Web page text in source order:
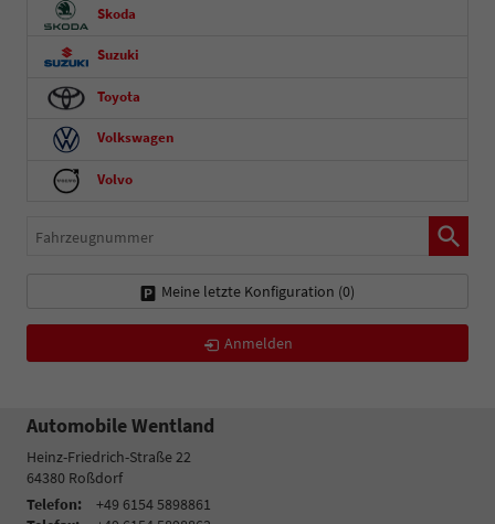
Skoda
Suzuki
Toyota
Volkswagen
Volvo
Fahrzeugnummer
Meine letzte Konfiguration (0)
Anmelden
Automobile Wentland
Heinz-Friedrich-Straße 22
64380 Roßdorf
Telefon:
+49 6154 5898861